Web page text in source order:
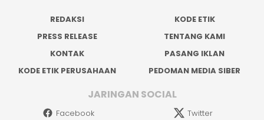
REDAKSI
KODE ETIK
PRESS RELEASE
TENTANG KAMI
KONTAK
PASANG IKLAN
KODE ETIK PERUSAHAAN
PEDOMAN MEDIA SIBER
JARINGAN SOCIAL
Facebook
Twitter